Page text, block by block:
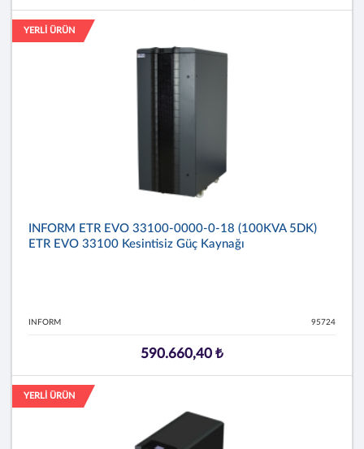
YERLİ ÜRÜN
INFORM ETR EVO 33100-0000-0-18 (100KVA 5DK)
ETR EVO 33100 Kesintisiz Güç Kaynağı
INFORM 95724
590.660,40 ₺
YERLİ ÜRÜN